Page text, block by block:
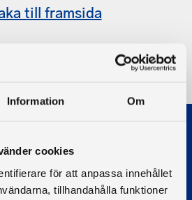
Information Om
cookies
för att anpassa innehållet
tillhandahålla funktioner
till framsida